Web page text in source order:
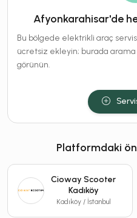
Afyonkarahisar'de
Bu bölgede elektrikli araç
ücretsiz ekleyin; burada arama
görünün.
Platformdaki
Cioway Scooter
Kadıköy
Kadıköy / İstanbul